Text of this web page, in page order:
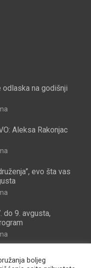
na godišnji
Aleksa Rakonjac
evo šta vas
do 9. avgusta,
boljeg